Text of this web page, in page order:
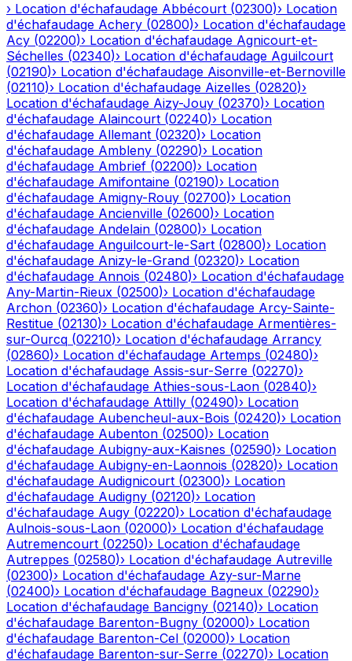
› Location d'échafaudage Abbécourt (02300)› Location
d'échafaudage Achery (02800)› Location d'échafaudage
Acy (02200)› Location d'échafaudage Agnicourt-et-
Séchelles (02340)› Location d'échafaudage Aguilcourt
(02190)› Location d'échafaudage Aisonville-et-Bernoville
(02110)› Location d'échafaudage Aizelles (02820)›
Location d'échafaudage Aizy-Jouy (02370)› Location
d'échafaudage Alaincourt (02240)› Location
d'échafaudage Allemant (02320)› Location
d'échafaudage Ambleny (02290)› Location
d'échafaudage Ambrief (02200)› Location
d'échafaudage Amifontaine (02190)› Location
d'échafaudage Amigny-Rouy (02700)› Location
d'échafaudage Ancienville (02600)› Location
d'échafaudage Andelain (02800)› Location
d'échafaudage Anguilcourt-le-Sart (02800)› Location
d'échafaudage Anizy-le-Grand (02320)› Location
d'échafaudage Annois (02480)› Location d'échafaudage
Any-Martin-Rieux (02500)› Location d'échafaudage
Archon (02360)› Location d'échafaudage Arcy-Sainte-
Restitue (02130)› Location d'échafaudage Armentières-
sur-Ourcq (02210)› Location d'échafaudage Arrancy
(02860)› Location d'échafaudage Artemps (02480)›
Location d'échafaudage Assis-sur-Serre (02270)›
Location d'échafaudage Athies-sous-Laon (02840)›
Location d'échafaudage Attilly (02490)› Location
d'échafaudage Aubencheul-aux-Bois (02420)› Location
d'échafaudage Aubenton (02500)› Location
d'échafaudage Aubigny-aux-Kaisnes (02590)› Location
d'échafaudage Aubigny-en-Laonnois (02820)› Location
d'échafaudage Audignicourt (02300)› Location
d'échafaudage Audigny (02120)› Location
d'échafaudage Augy (02220)› Location d'échafaudage
Aulnois-sous-Laon (02000)› Location d'échafaudage
Autremencourt (02250)› Location d'échafaudage
Autreppes (02580)› Location d'échafaudage Autreville
(02300)› Location d'échafaudage Azy-sur-Marne
(02400)› Location d'échafaudage Bagneux (02290)›
Location d'échafaudage Bancigny (02140)› Location
d'échafaudage Barenton-Bugny (02000)› Location
d'échafaudage Barenton-Cel (02000)› Location
d'échafaudage Barenton-sur-Serre (02270)› Location